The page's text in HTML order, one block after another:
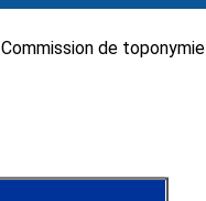
Commission de toponymie